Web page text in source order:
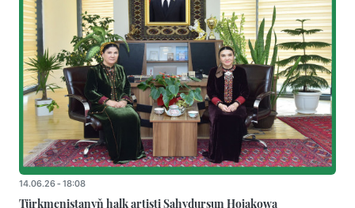
14.06.26 - 18:08
Türkmenistanyň halk artisti Sahydursun Hojakowa